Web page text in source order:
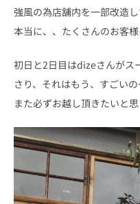
強風の為店舗内を一部改造
本当に、、たくさんのお客
初日と2日目はdizeさんがス
さり、それはもう、すごいの
また必ずお越し頂きたいと